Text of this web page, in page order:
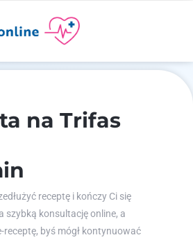
na Trifas
receptę i kończy Ci się
szybką konsultację online, a
receptę, byś mógł kontynuować